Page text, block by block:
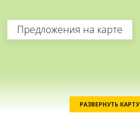
Предложения на карте
РАЗВЕРНУТЬ КАРТУ